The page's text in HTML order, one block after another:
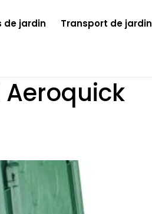
de jardin Transport de jardin